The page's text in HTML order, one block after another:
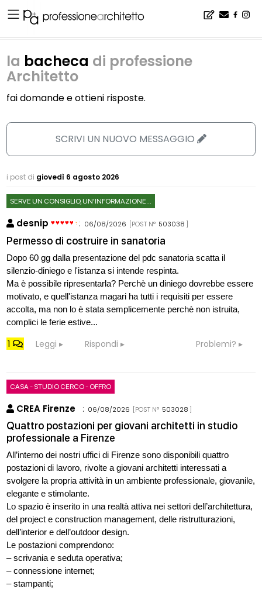
la bacheca di professione
Architetto
fai domande e ottieni risposte.
SCRIVI UN NUOVO MESSAGGIO
i post di giovedì 6 agosto 2026
SERVE UN CONSIGLIO, UN'INFORMAZIONE...
desnip : 06/08/2026 [POST N° 503038 ]
Permesso di costruire in sanatoria
Dopo 60 gg dalla presentazione del pdc sanatoria scatta il
silenzio-diniego e l'istanza si intende respinta.
Ma è possibile ripresentarla? Perchè un diniego dovrebbe essere
motivato, e quell'istanza magari ha tutti i requisiti per essere
accolta, ma non lo è stata semplicemente perchè non istruita,
complici le ferie estive...
1 Leggi Rispondi Problemi?
CASA - STUDIO CERCO - OFFRO
CREA Firenze : 06/08/2026 [POST N° 503028 ]
Quattro postazioni per giovani architetti in studio
professionale a Firenze
All’interno dei nostri uffici di Firenze sono disponibili quattro
postazioni di lavoro, rivolte a giovani architetti interessati a
svolgere la propria attività in un ambiente professionale, giovanile,
elegante e stimolante.
Lo spazio è inserito in una realtà attiva nei settori dell’architettura,
del project e construction management, delle ristrutturazioni,
dell’interior e dell’outdoor design.
Le postazioni comprendono:
– scrivania e seduta operativa;
– connessione internet;
– stampanti;